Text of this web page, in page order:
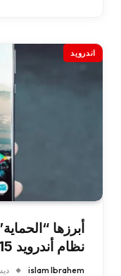
اندرويد
أبرزها
نظام أندرويد Android 15 من Google
islam Ibrahem